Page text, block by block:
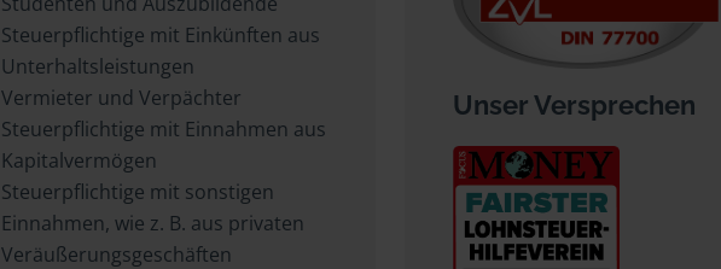
Steuerpflichtige mit Einkünften aus
Unterhaltsleistungen
Vermieter und Verpächter
Steuerpflichtige mit Einnahmen aus
Kapitalvermögen
Steuerpflichtige mit sonstigen
Einnahmen, wie z. B. aus privaten
Veräußerungsgeschäften
Unser Versprechen